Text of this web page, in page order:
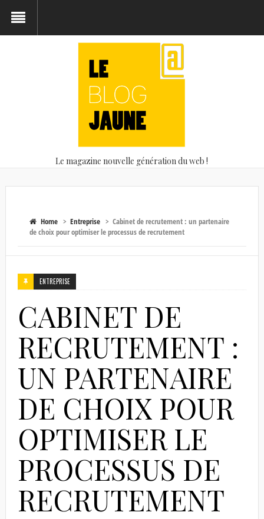
Le magazine nouvelle génération du web !
Home> Entreprise> Cabinet de recrutement : un partenaire
de choix pour optimiser le processus de recrutement
ENTREPRISE
CABINET DE
RECRUTEMENT :
UN PARTENAIRE
DE CHOIX POUR
OPTIMISER LE
PROCESSUS DE
RECRUTEMENT